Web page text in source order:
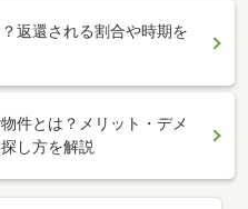
返還される割合や時期を
件とは？メリット・デメ
し方を解説